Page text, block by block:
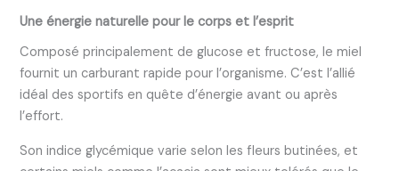
Une énergie naturelle pour le corps et l’esprit
Composé principalement de glucose et fructose, le miel
fournit un carburant rapide pour l’organisme. C’est l’allié
idéal des sportifs en quête d’énergie avant ou après
l’effort.
Son indice glycémique varie selon les fleurs butinées, et